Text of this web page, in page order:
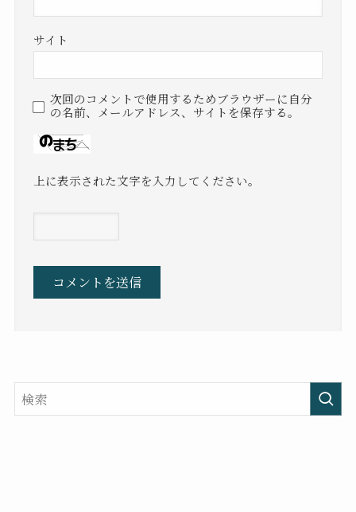
サイト
次回のコメントで使用するためブラウザーに自分
の名前、メールアドレス、サイトを保存する。
上に表示された文字を入力してください。